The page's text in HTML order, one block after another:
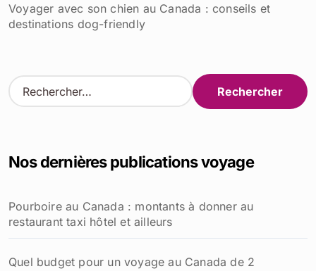
Voyager avec son chien au Canada : conseils et
destinations dog-friendly
R
e
r
e
r
Nos dernières publications voyage
Pourboire au Canada : montants à donner au
restaurant taxi hôtel et ailleurs
Quel budget pour un voyage au Canada de 2